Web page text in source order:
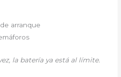
arranque
la batería ya está al límite.